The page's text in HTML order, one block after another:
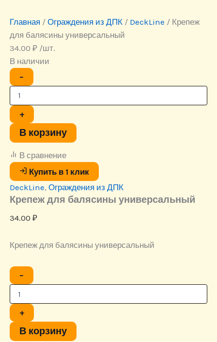
Главная / Ограждения из ДПК / DeckLine / Крепеж
для балясины универсальный
34.00 ₽ /шт.
В наличии
−
Количество
товара
балясины
универсальный
+
В корзину
В сравнение
Купить в 1 клик
DeckLine, Ограждения из ДПК
Крепеж для балясины универсальный
34.00 ₽
Крепеж для балясины универсальный
−
Количество
товара
балясины
универсальный
+
В корзину